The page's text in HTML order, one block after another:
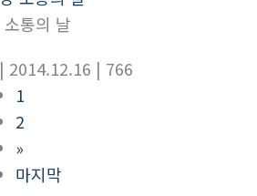
통의 날
| 2014.12.16 | 766
1
2
»
마지막